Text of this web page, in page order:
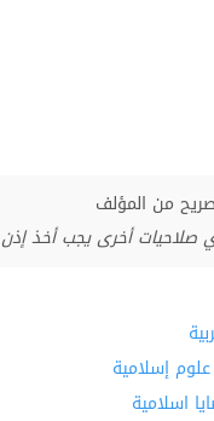
من المؤلف
صلاحيات أخرى يجب أخذ
علوم إسلامية
اسلامية